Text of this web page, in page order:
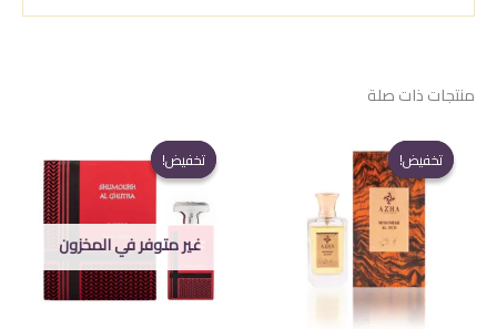
منتجات ذات صلة
تخفيض!
تخفيض! تخفيض!
غير متوفر في المخزون
تخفيض!